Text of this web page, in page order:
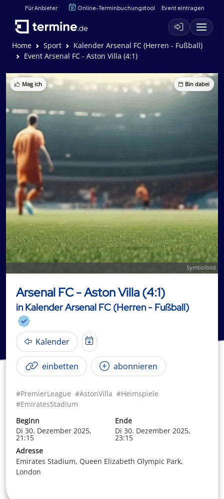
Für Anbieter Online-Terminbuchungstool Event eintragen
Home Sport
Kalender Arsenal FC (Herren - Fußball)
Event Arsenal FC - Aston Villa (4:1)
Mag ich Bin dabei
Symbolbild
Arsenal FC - Aston Villa (4:1)
in Kalender Arsenal FC (Herren - Fußball)
Kalender
einbetten abonnieren
#PremierLeague #AstonVilla #Heimspiele
#EmiratesStadium
Beginn
Di 30. Dezember 2025,
21:15
Ende
Di 30. Dezember 2025,
23:15
Adresse
Emirates Stadium, Queen Elizabeth Olympic Park,
London